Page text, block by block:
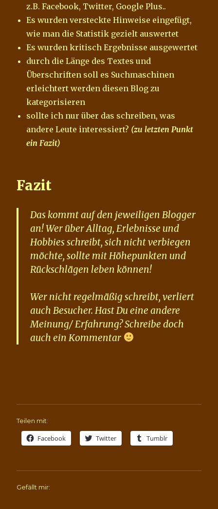
z.B. Facebook, Twitter, Google Plus..
Es wurden versteckte Hinweise eingefügt,
wie man die Statistik gezielt auswertet
Es wurden kritisch Ergebnisse ausgewertet
durch die Länge des Textes und
Überschriften soll es Suchmaschinen
erleichtert werden diesen Blog zu
kategorisieren
sollte ich nur über das schreiben, was
andere Leute interessiert? (zu letzten Punkt
ein Fazit)
Fazit
Das kommt auf den jeweiligen Blogger
an! Wer über Alltag, Erlebnisse und
Hobbies schreibt, sich nicht verbiegen
möchte, sollte mit Höhepunkten und
Rückschlägen leben können!
Wer nicht regelmäßig schreibt, verliert
auch Besucher. Hast Du eine andere
Meinung/ Erfahrung? Schreibe doch
auch ein Kommentar
Teilen mit:
Facebook Twitter Tumblr
Gefällt mir: